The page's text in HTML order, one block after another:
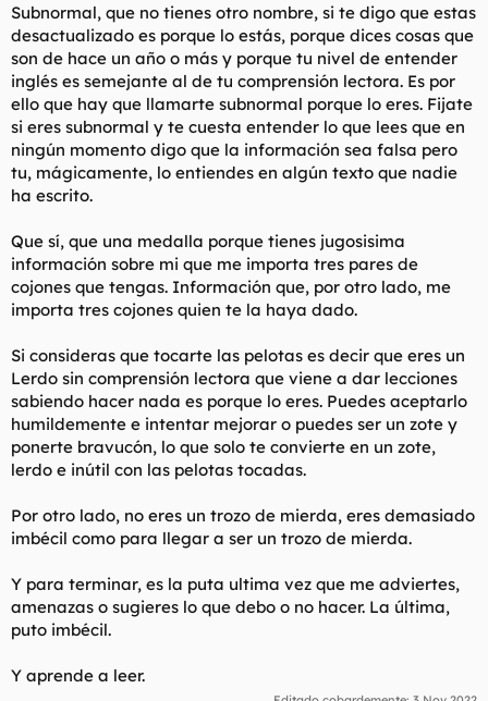
Ya te dije en mis primeros mensajes que no iba a postear
ningun dato tuyo aqui y puedes estar tranquilo que lo
mantengo. Y no por que me amenaces con banearme. Podria
hacerme 1234234 cuentas diferentes y postear lo que me
saliera de la polla antes de que te diera tiempo a borrar nada.
Si no lo hago es xq no soy un trozo de mierda como tu, que ya
he visto en otros hilos que te has dedicado previamente a
hacerlo tu con otros usuarios.
Tambien te digo que eso se te ha acabado. Como yo te vea
posteando alguna foto/dato de algun forero sin su
consentimiento, inmediatamente ese forero tendra un mp mio.
Ahora dicho esto, creo que lo mejor para ambos seria que te
Subnormal, que no tienes otro nombre, si te digo que estas
desactualizado es porque lo estás, porque dices cosas que
son de hace un año o más y porque tu nivel de entender
inglés es semejante al de tu comprensión lectora. Es por
ello que hay que llamarte subnormal porque lo eres. Fijate
si eres subnormal y te cuesta entender lo que lees que en
ningún momento digo que la información sea falsa pero
tu, mágicamente, lo entiendes en algún texto que nadie
ha escrito.
Que sí, que una medalla porque tienes jugosisima
información sobre mi que me importa tres pares de
cojones que tengas. Información que, por otro lado, me
importa tres cojones quien te la haya dado.
Si consideras que tocarte las pelotas es decir que eres un
Lerdo sin comprensión lectora que viene a dar lecciones
sabiendo hacer nada es porque lo eres. Puedes aceptarlo
humildemente e intentar mejorar o puedes ser un zote y
ponerte bravucón, lo que solo te convierte en un zote,
lerdo e inútil con las pelotas tocadas.
Por otro lado, no eres un trozo de mierda, eres demasiado
imbécil como para llegar a ser un trozo de mierda.
Y para terminar, es la puta ultima vez que me adviertes,
amenazas o sugieres lo que debo o no hacer. La última,
puto imbécil.
Y aprende a leer.